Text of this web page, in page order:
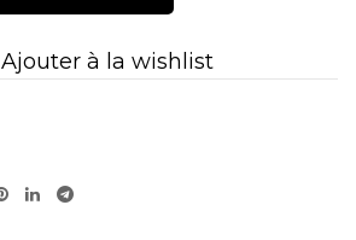
Ajouter à la wishlist